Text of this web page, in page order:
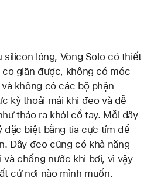
lỏng, Vòng Solo có thiết
giãn được, không có móc
không có các bộ phận
kỳ thoải mái khi đeo và dễ
tháo ra khỏi cổ tay. Mỗi dây
đặc biệt bằng tia cực tím để
Dây đeo cũng có khả năng
và chống nước khi bơi, vì vậy
cứ nơi nào mình muốn.